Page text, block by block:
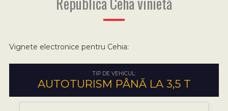
Vignete electronice pentru Cehia:
TIP DE VEHICUL:
AUTOTURISM PÂNĂ LA 3,5 T